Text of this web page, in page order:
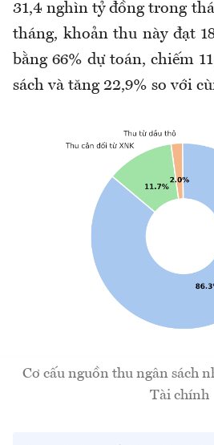
31,4 nghìn tỷ đồng trong
tháng, khoản thu này đạt
bằng 66% dự toán, chiếm
sách và tăng 22,9% so với
Cơ cấu nguồn thu ngân sách
Tài chính